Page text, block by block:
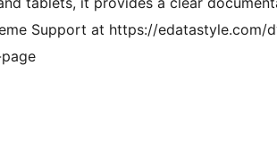
Support at https://edatastyle.com/